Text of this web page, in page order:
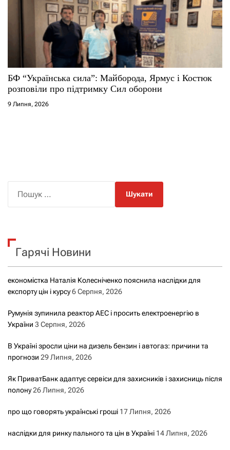
БФ “Українська сила”: Майборода, Ярмус і Костюк
розповіли про підтримку Сил оборони
9 Липня, 2026
к
Гарячі Новини
економістка Наталія Колесніченко пояснила наслідки для
експорту цін і курсу6 Серпня, 2026
Румунія зупинила реактор АЕС і просить електроенергію в
України 3 Серпня, 2026
В Україні зросли ціни на дизель бензин і автогаз: причини та
прогнози 29 Липня, 2026
Як ПриватБанк адаптує сервіси для захисників і захисниць після
полону26 Липня, 2026
про що говорять українські гроші 17 Липня, 2026
наслідки для ринку пального та цін в Україні 14 Липня, 2026